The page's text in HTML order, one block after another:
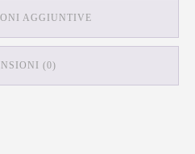
AGGIUNTIVE
(0)